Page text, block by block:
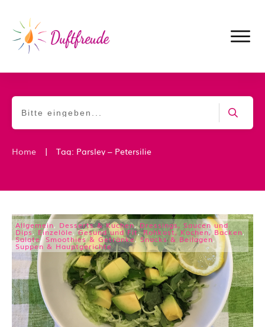
Home | Tag: Parsley – Petersilie
Allgemein, Desserts & Kuchen,Dressings, Saucen und
Dips, Einzelöle,Gesund und Fit,Rohkost, Kochen, Backen,
Salate,Smoothies & Getränke,Snacks & Beilagen,
Suppen & Hauptgerichte